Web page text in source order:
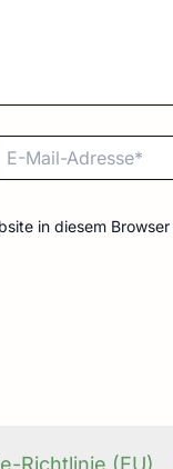
in diesem
Richtlinie (EU)